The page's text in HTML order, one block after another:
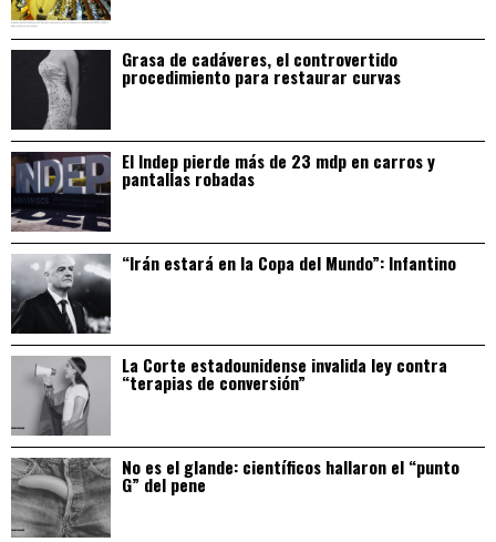
Grasa de cadáveres, el controvertido
procedimiento para restaurar curvas
El Indep pierde más de 23 mdp en carros y
pantallas robadas
“Irán estará en la Copa del Mundo”: Infantino
La Corte estadounidense invalida ley contra
“terapias de conversión”
No es el glande: científicos hallaron el “punto
G” del pene